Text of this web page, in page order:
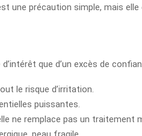
une précaution simple, mais
que d’un excès de
le risque d’irritation.
puissantes.
ne remplace pas un traitement